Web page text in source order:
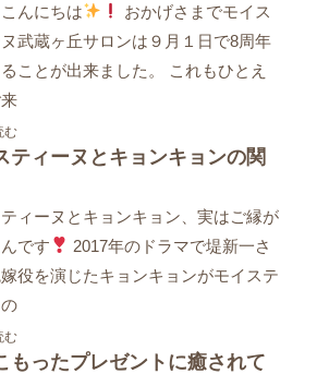
んにちは
おかげさまでモイス
武蔵ヶ丘サロンは９月１日で8周年
ことが出来ました。 これもひとえ
む
ティーヌとキョンキョンの関
ィーヌとキョンキョン、実はご縁が
です
2017年のドラマで堤新一さ
役を演じたキョンキョンがモイステ
む
もったプレゼントに癒されて